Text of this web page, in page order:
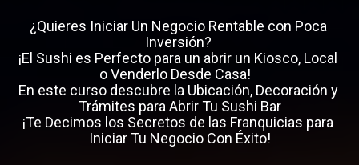
¿Quieres Iniciar Un Negocio Rentable con Poca
¡El Sushi es Perfecto para un abrir un Kiosco, Local
o Venderlo Desde Casa!
En este curso descubre la Ubicación, Decoración y
Trámites para Abrir Tu Sushi Bar
¡Te Decimos los Secretos de las Franquicias para
Iniciar Tu Negocio Con Éxito!